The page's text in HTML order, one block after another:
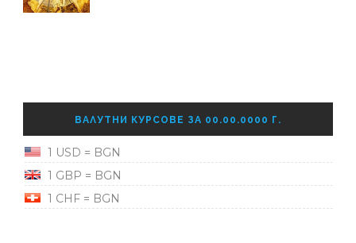
ВАЛУТНИ КУРСОВЕ ЗА 00.00.0000 Г.
1 USD = BGN
1 GBP = BGN
1 CHF = BGN